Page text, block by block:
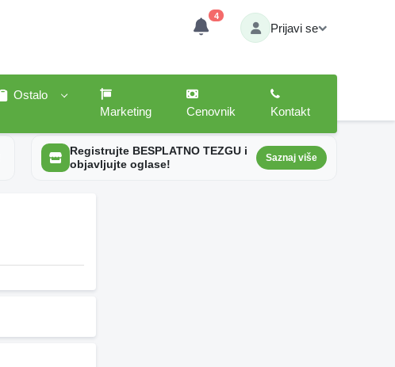
4
Prijavi se
Ostalo
Marketing
Cenovnik Kontakt
Registrujte BESPLATNO TEZGU i
objavljujte oglase!
Saznaj više